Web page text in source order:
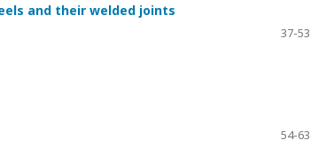
and their welded joints
37-53
54-63